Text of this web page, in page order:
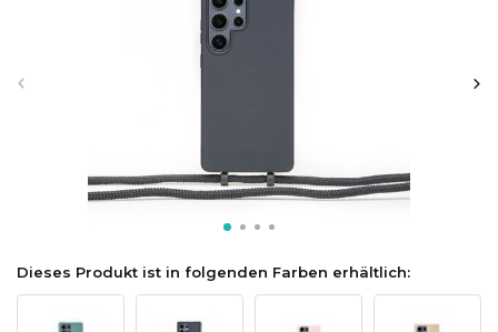
Dieses Produkt ist in folgenden Farben erhältlich: